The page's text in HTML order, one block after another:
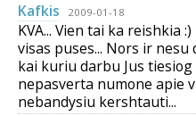
Kafkis
2009-01-18
KVA... Vien tai ka reishkia
visas puses... Nors ir
kai kuriu darbu Jus
nepasverta numone apie
nebandysiu kershtauti...